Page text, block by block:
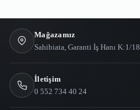
Mağazamız
Sahibiata, Garanti İş Hanı K:1/
İletişim
0 552 734 40 24